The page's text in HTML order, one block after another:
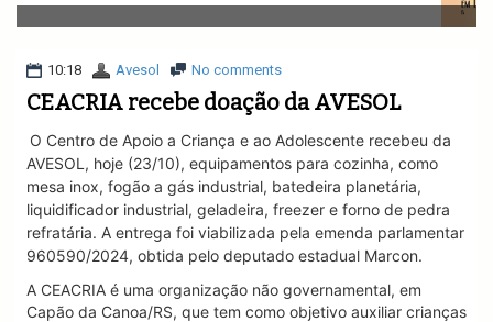
v
i
a
i
n
10:18 Avesol No comments
CEACRIA recebe doação da AVESOL
O Centro de Apoio a Criança e ao Adolescente recebeu da
AVESOL, hoje (23/10), equipamentos para cozinha, como
mesa inox, fogão a gás industrial, batedeira planetária,
liquidificador industrial, geladeira, freezer e forno de pedra
refratária. A entrega foi viabilizada pela emenda parlamentar
960590/2024, obtida pelo deputado estadual Marcon.
A CEACRIA é uma organização não governamental, em
Capão da Canoa/RS, que tem como objetivo auxiliar crianças